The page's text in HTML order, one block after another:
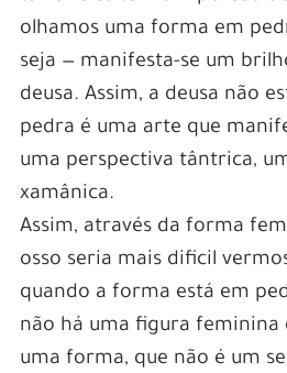
olhamos uma forma em
seja — manifesta-se um
deusa. Assim, a deusa não
pedra é uma arte que
uma perspectiva tântrica,
xamânica.
Assim, através da forma
osso seria mais dificil
quando a forma está em
não há uma figura feminina
uma forma, que não é um